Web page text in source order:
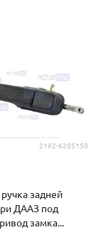
2192-6205150
задней
ДААЗ под
замка...